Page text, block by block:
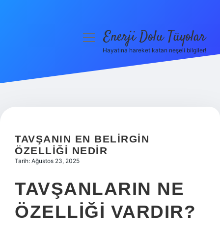
Hakkımızda
menüyüEnerji Dolu Tüyolar
Hayatına hareket katan neşeli bilgiler!
TAVŞANIN EN BELIRGIN
ÖZELLIĞI NEDIR
Tarih: Ağustos 23, 2025
TAVŞANLARIN NE
ÖZELLIĞI VARDIR?